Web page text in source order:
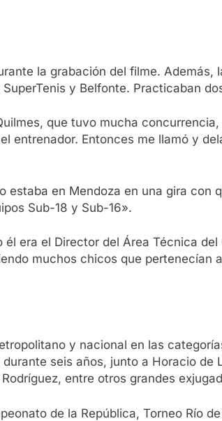
la grabación del filme. Además,
y Belfonte. Practicaban
que tuvo mucha
entrenador. Entonces me llamó y
en Mendoza en una gira con
Sub-18 y Sub-16».
era el Director del Área Técnica
muchos chicos que pertenecían
y nacional en las
seis años, junto a Horacio de
entre otros grandes
de la República, Torneo Río